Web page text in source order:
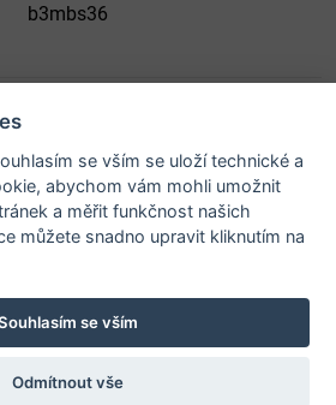
se vším se uloží technické a
abychom vám mohli umožnit
a měřit funkčnost našich
můžete snadno upravit kliknutím na
se vším
Odmítnout vše
b3mbs36
nad Pernštejnem - všechna práva
|Prohlášení o přístupnosti